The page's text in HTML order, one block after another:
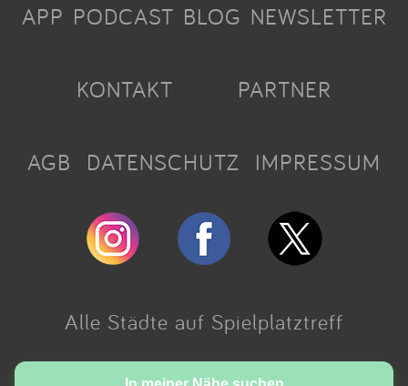
APP PODCAST BLOG NEWSLETTER
KONTAKT PARTNER
AGB DATENSCHUTZ IMPRESSUM
Alle Städte auf Spielplatztreff